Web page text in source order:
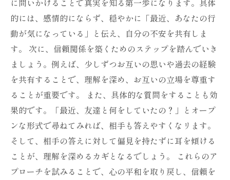
に問いかけることで真実を知る第一歩になります。具体
的には、感情的にならず、穏やかに「最近、あなたの行
動が気になっている」と伝え、自分の不安を共有しま
す。 次に、信頼関係を築くためのステップを踏んでいき
ましょう。例えば、少しずつお互いの思いや過去の経験
を共有することで、理解を深め、お互いの立場を尊重す
ることが重要です。 また、具体的な質問をすることも効
果的です。「最近、友達と何をしていたの？」とオープ
ンな形式で尋ねてみれば、相手も答えやすくなリます。
そして、相手の答えに対して偏見を持たずに耳を傾ける
ことが、理解を深めるカギとなるでしょう。 これらのア
プローチを試みることで、心の平和を取り戻し、信頼を